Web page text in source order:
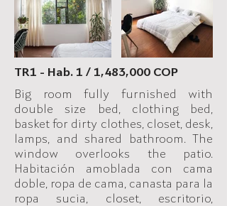
TR1 - Hab. 1 / 1,483,000 COP
Big room fully furnished with
double size bed, clothing bed,
basket for dirty clothes, closet, desk,
lamps, and shared bathroom. The
window overlooks the patio.
Habitación amoblada con cama
doble, ropa de cama, canasta para la
ropa sucia, closet, escritorio,